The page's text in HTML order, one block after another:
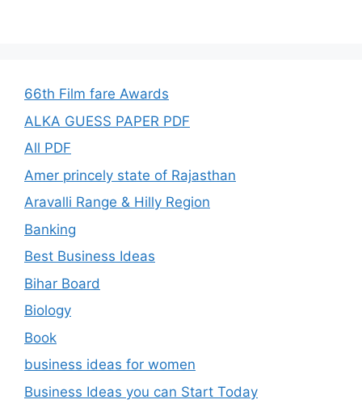
66th Film fare Awards
ALKA GUESS PAPER PDF
All PDF
Amer princely state of Rajasthan
Aravalli Range & Hilly Region
Banking
Best Business Ideas
Bihar Board
Biology
Book
business ideas for women
Business Ideas you can Start Today